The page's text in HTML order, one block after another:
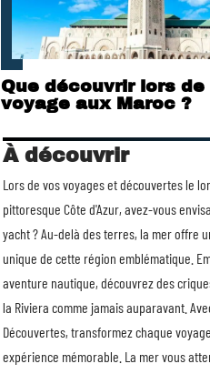
Que découvrir lors de
voyage aux Maroc ?
À découvrir
Lors de vos voyages et découvertes le
pittoresque Côte d'Azur, avez-vous
yacht? Au-delà des terres, la mer offre
unique de cette région emblématique.
aventure nautique, découvrez des
la Riviera comme jamais auparavant.
Découvertes, transformez chaque
expérience mémorable. La mer vous